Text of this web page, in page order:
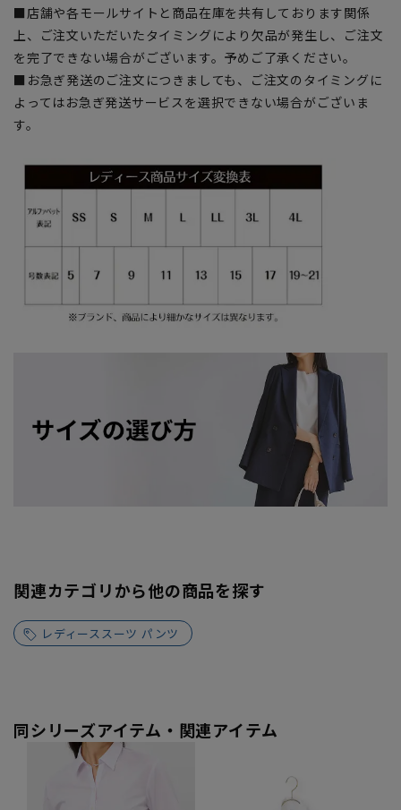
■店舗や各モールサイトと商品在庫を共有しております関係
上、ご注文いただいたタイミングにより欠品が発生し、ご注文
を完了できない場合がございます。予めご了承ください。
■お急ぎ発送のご注文につきましても、ご注文のタイミングに
よってはお急ぎ発送サービスを選択できない場合がございま
す。
関連カテゴリから他の商品を探す
レディーススーツ パンツ
同シリーズアイテム・関連アイテム